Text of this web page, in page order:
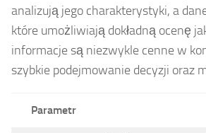
analizują jego charakterystyki, a
które umożliwiają dokładną ocenę
informacje są niezwykle cenne w
szybkie podejmowanie decyzji oraz
Parametr